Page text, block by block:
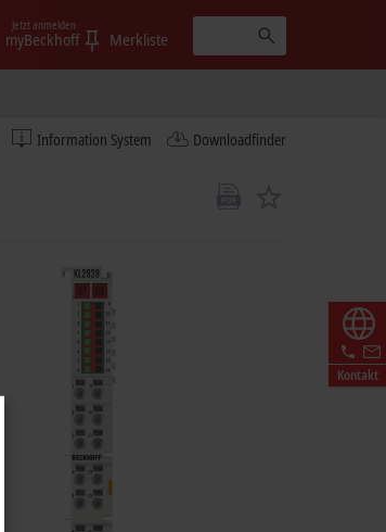
myBeckhoff
Jetzt anmelden
Merkliste
Information System Downloadfinder
Kontakt